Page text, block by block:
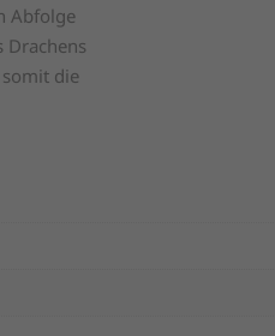
Abfolge
Drachens
die